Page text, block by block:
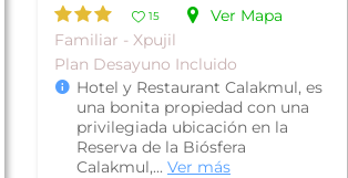
15
Ver Mapa
Familiar - Xpujil
Plan Desayuno Incluido
Hotel y Restaurant Calakmul, es
una bonita propiedad con una
privilegiada ubicación en la
Reserva de la Biósfera
Calakmul,... Ver más